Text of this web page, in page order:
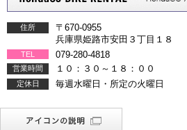
住所
〒670-0955
兵庫県姫路市安田３丁目１８
TEL 079-280-4818
営業時間 １０：３０～１８：００
定休日 毎週水曜日・所定の火曜日